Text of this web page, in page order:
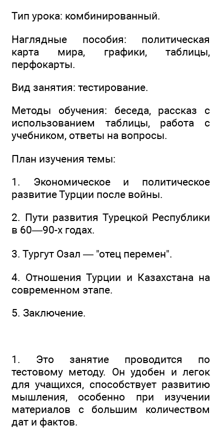
Тип урока: комбинированный.
Наглядные пособия: политическая
карта мира, графики, таблицы,
перфокарты.
Вид занятия: тестирование.
Методы обучения: беседа, рассказ с
использованием таблицы, работа с
учебником, ответы на вопросы.
План изучения темы:
1. Экономическое и политическое
развитие Турции после войны.
2. Пути развития Турецкой Республики
в 60—90-х годах.
3. Тургут Озал — "отец перемен".
4. Отношения Турции и Казахстана на
современном этапе.
5. Заключение.
1. Это занятие проводится по
тестовому методу. Он удобен и легок
для учащихся, способствует развитию
мышления, особенно при изучении
материалов с большим количеством
дат и фактов.